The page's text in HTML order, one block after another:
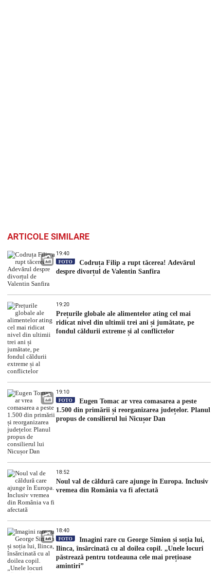
ARTICOLE SIMILARE
19:40
FOTO
Codruța Filip a rupt tăcerea! Adevărul
despre divorțul de Valentin Sanfira
19:20
Prețurile globale ale alimentelor ating cel mai
ridicat nivel din ultimii trei ani și jumătate, pe
fondul căldurii extreme și al conflictelor
19:10
FOTO
Eugen Tomac ar vrea comasarea a peste
1.500 din primării și reorganizarea județelor. Planul
propus de consilierul lui Nicușor Dan
18:52
Noul val de căldură care ajunge în Europa. Inclusiv
vremea din România va fi afectată
18:40
FOTO
Imagini rare cu George Simion și soția lui,
Ilinca, însărcinată cu al doilea copil. „Unele locuri
păstrează pentru totdeauna cele mai prețioase
amintiri”